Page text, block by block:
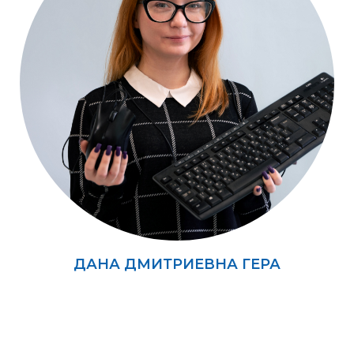
ДАНА ДМИТРИЕВНА ГЕРА